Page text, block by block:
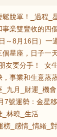
脫單！_過程_
業雙豐收的四
～8月16日）一
星座，日子一
友要分手！_女
事業和生意蒸
九月_財運_機會
7號運勢：金星
_林曉_生活
榜_感情_情緒_